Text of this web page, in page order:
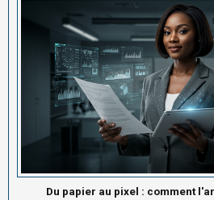
Du papier au pixel : comment